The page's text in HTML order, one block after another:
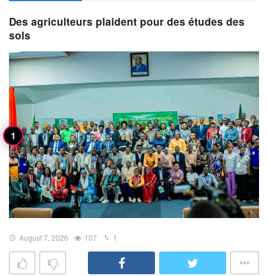
Des agriculteurs plaident pour des études des
sols
August 7, 2026 107 1